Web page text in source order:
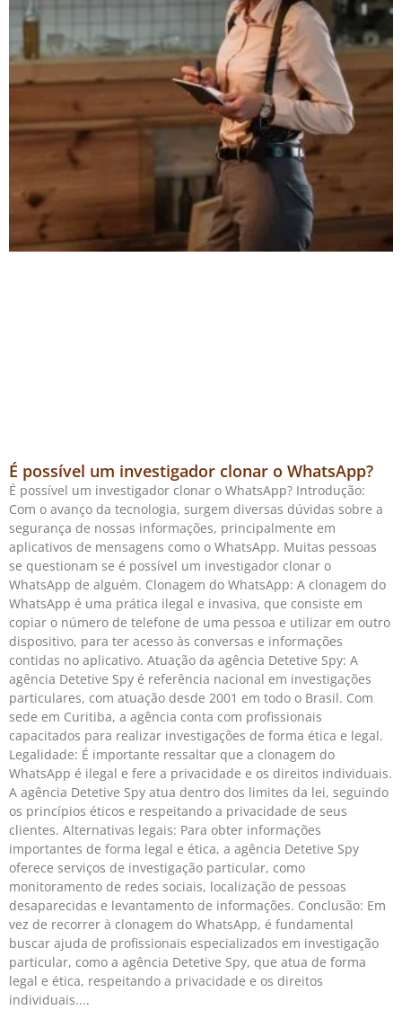
É possível um investigador clonar o WhatsApp?
É possível um investigador clonar o WhatsApp? Introdução:
Com o avanço da tecnologia, surgem diversas dúvidas sobre a
segurança de nossas informações, principalmente em
aplicativos de mensagens como o WhatsApp. Muitas pessoas
se questionam se é possível um investigador clonar o
WhatsApp de alguém. Clonagem do WhatsApp: A clonagem do
WhatsApp é uma prática ilegal e invasiva, que consiste em
copiar o número de telefone de uma pessoa e utilizar em outro
dispositivo, para ter acesso às conversas e informações
contidas no aplicativo. Atuação da agência Detetive Spy: A
agência Detetive Spy é referência nacional em investigações
particulares, com atuação desde 2001 em todo o Brasil. Com
sede em Curitiba, a agência conta com profissionais
capacitados para realizar investigações de forma ética e legal.
Legalidade: É importante ressaltar que a clonagem do
WhatsApp é ilegal e fere a privacidade e os direitos individuais.
A agência Detetive Spy atua dentro dos limites da lei, seguindo
os princípios éticos e respeitando a privacidade de seus
clientes. Alternativas legais: Para obter informações
importantes de forma legal e ética, a agência Detetive Spy
oferece serviços de investigação particular, como
monitoramento de redes sociais, localização de pessoas
desaparecidas e levantamento de informações. Conclusão: Em
vez de recorrer à clonagem do WhatsApp, é fundamental
buscar ajuda de profissionais especializados em investigação
particular, como a agência Detetive Spy, que atua de forma
legal e ética, respeitando a privacidade e os direitos
individuais.